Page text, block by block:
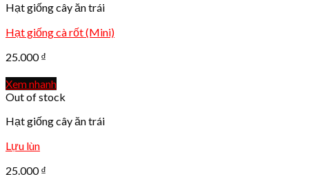
Hạt giống cây ăn trái
Hạt giống cà rốt (Mini)
25.000₫
Xem nhanh
Out of stock
Hạt giống cây ăn trái
Lựu lùn
25.000₫